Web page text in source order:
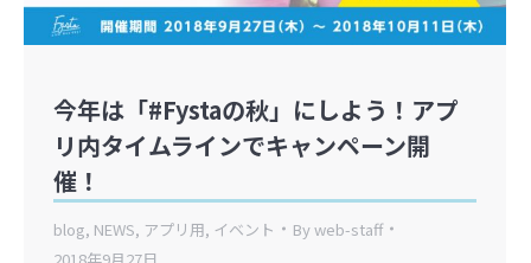
今年は「#Fystaの秋」にしよう！アプ
リ内タイムラインでキャンペーン開
催！
blog, NEWS, アプリ用, イベント Byweb-staff